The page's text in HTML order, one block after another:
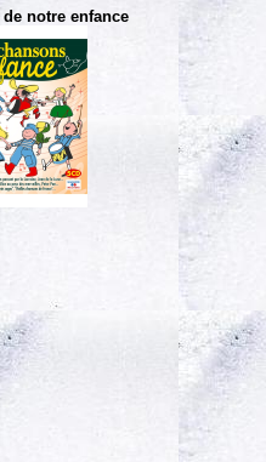
notre enfance